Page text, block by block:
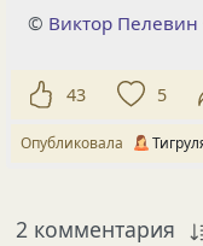
© Виктор Пелевин
43 5
Опубликовала
2 комментария